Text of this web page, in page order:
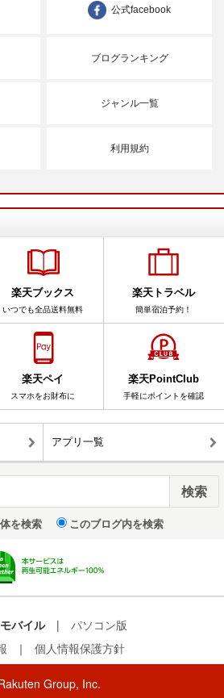
公式facebook
ブログランキング
ジャンル一覧
利用規約
楽天ブックス
いつでも全品送料無料
楽天トラベル
簡単宿泊予約！
楽天ペイ
スマホをお財布に
楽天PointClub
手軽にポイントを確認
アプリ一覧
を検索 このブログ内を検索
モバイル |
パソコン版
｜ 個人情報保護方針
Group, Inc.